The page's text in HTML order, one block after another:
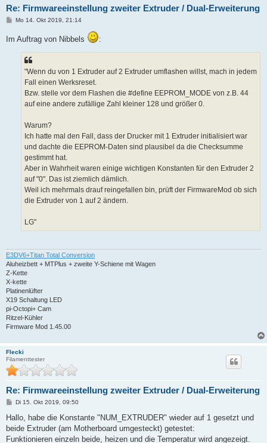
Re: Firmwareeinstellung zweiter Extruder / Dual-Erweiterung
B
t
Mo 14. Okt 2019, 21:14
Im Auftrag von Nibbels :
"Wenn du von 1 Extruder auf 2 Extruder umflashen willst, mach in jedem
Fall einen Werksreset.
Bzw. stelle vor dem Flashen die #define EEPROM_MODE von z.B. 44
auf eine andere zufällige Zahl kleiner 128 und größer 0.
Warum?
Ich hatte mal den Fall, dass der Drucker mit 1 Extruder initialisiert war
und dachte die EEPROM-Daten sind plausibel da die Checksumme
gestimmt hat.
Aber in Wahrheit waren einige wichtigen Konstanten für den Extruder 2
auf "0". Das ist ziemlich dämlich.
Weil ich mehrmals drauf reingefallen bin, prüft der FirmwareMod ob sich
die Extruder von 1 auf 2 ändern.
LG"
E3DV6+Titan Total Conversion
Aluheizbett + MTPlus + zweite Y-Schiene mit Wagen
Z-Kette
X-kette
Platinenlüfter
X19 Schaltung LED
pi-Octopi+ Cam
Ritzel-Kühler
Firmware Mod 1.45.00
Flecki
Filamenttester
Re: Firmwareeinstellung zweiter Extruder / Dual-Erweiterung
B
i
r
a
Di 15. Okt 2019, 09:50
Hallo, habe die Konstante "NUM_EXTRUDER" wieder auf 1 gesetzt und
beide Extruder (am Motherboard umgesteckt) getestet:
Funktionieren einzeln beide, heizen und die Temperatur wird angezeigt.